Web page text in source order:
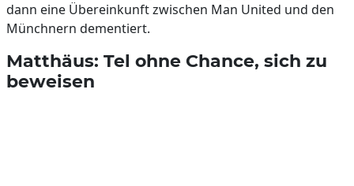
dann eine Übereinkunft zwischen Man United und den
Münchnern dementiert.
Matthäus: Tel ohne Chance, sich zu
beweisen